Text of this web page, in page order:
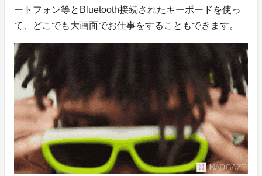
ートフォン等とBluetooth接続されたキーボードを使っ
て、どこでも大画面でお仕事をすることもできます。